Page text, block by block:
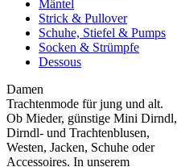
Mäntel
Strick & Pullover
Schuhe, Stiefel & Pumps
Socken & Strümpfe
Dessous
Damen
Trachtenmode für jung und alt.
Ob Mieder, günstige Mini Dirndl,
Dirndl- und Trachtenblusen,
Westen, Jacken, Schuhe oder
Accessoires. In unserem